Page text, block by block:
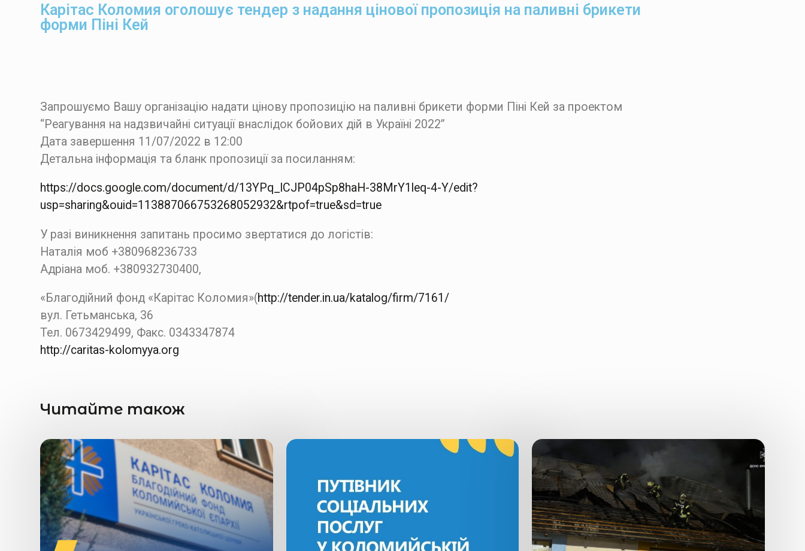
Карітас Коломия оголошує тендер з надання цінової пропозиція на паливні брикети
форми Піні Кей
Запрошуємо Вашу організацію надати цінову пропозицію на паливні брикети форми Піні Кей за проектом
“Реагування на надзвичайні ситуації внаслідок бойових дій в Україні 2022”
Дата завершення 11/07/2022 в 12:00
Детальна інформація та бланк пропозиції за посиланням:
https://docs.google.com/document/d/13YPq_lCJP04pSp8haH-38MrY1leq-4-Y/edit?
usp=sharing&ouid=113887066753268052932&rtpof=true&sd=true
У разі виникнення запитань просимо звертатися до логістів:
Наталія моб +380968236733
Адріана моб. +380932730400,
«Благодійний фонд «Карітас Коломия»(http://tender.in.ua/katalog/firm/7161/
вул. Гетьманська, 36
Тел. 0673429499, Факс. 0343347874
http://caritas-kolomyya.org
Читайте також